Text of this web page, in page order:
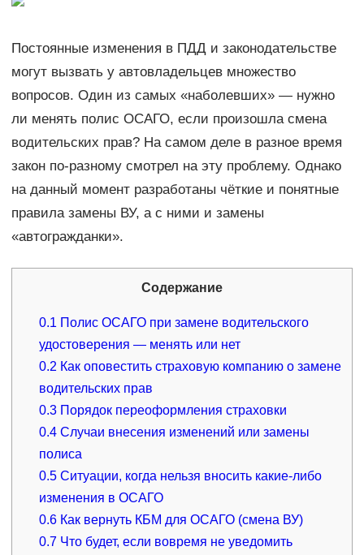
Постоянные изменения в ПДД и законодательстве
могут вызвать у автовладельцев множество
вопросов. Один из самых «наболевших» — нужно
ли менять полис ОСАГО, если произошла смена
водительских прав? На самом деле в разное время
закон по-разному смотрел на эту проблему. Однако
на данный момент разработаны чёткие и понятные
правила замены ВУ, а с ними и замены
«автогражданки».
Содержание
0.1 Полис ОСАГО при замене водительского
удостоверения — менять или нет
0.2 Как оповестить страховую компанию о замене
водительских прав
0.3 Порядок переоформления страховки
0.4 Случаи внесения изменений или замены
полиса
0.5 Ситуации, когда нельзя вносить какие-либо
изменения в ОСАГО
0.6 Как вернуть КБМ для ОСАГО (смена ВУ)
0.7 Что будет, если вовремя не уведомить